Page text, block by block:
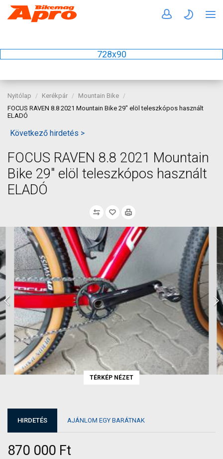
728x90
Nyitólap Kerékpár
Mountain Bike
FOCUS RAVEN 8.8 2021 Mountain Bike 29" elöl teleszkópos használt
ELADÓ
Következő hirdetés >
FOCUS RAVEN 8.8 2021 Mountain
Bike 29" elöl teleszkópos használt
ELADÓ
TÉRKÉP NÉZET
HIRDETÉS AJÁNLOM EGY BARÁTNAK
870 000 Ft